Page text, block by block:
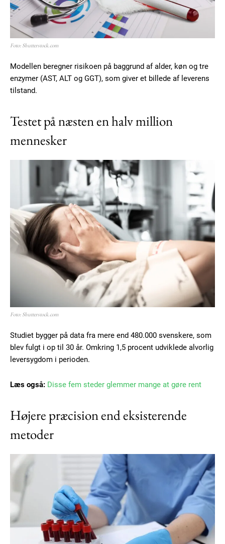
Foto: Shutterstock.com
Modellen beregner risikoen på baggrund af alder, køn og tre
enzymer (AST, ALT og GGT), som giver et billede af leverens
tilstand.
Testet på næsten en halv million
mennesker
Foto: Shutterstock.com
Studiet bygger på data fra mere end 480.000 svenskere, som
blev fulgt i op til 30 år. Omkring 1,5 procent udviklede alvorlig
leversygdom i perioden.
Læs også: Disse fem steder glemmer mange at gøre rent
Højere præcision end eksisterende
metoder